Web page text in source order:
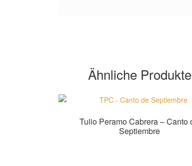
Ähnliche Produkte
Tulio Peramo Cabrera – Canto
Septiembre